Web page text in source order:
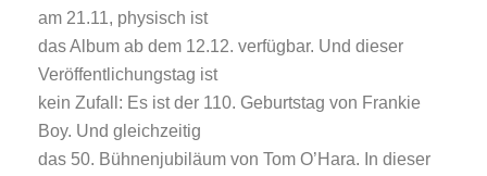
am 21.11, physisch ist
das Album ab dem 12.12. verfügbar. Und dieser
Veröffentlichungstag ist
kein Zufall: Es ist der 110. Geburtstag von Frankie
Boy. Und gleichzeitig
das 50. Bühnenjubiläum von Tom O’Hara. In dieser